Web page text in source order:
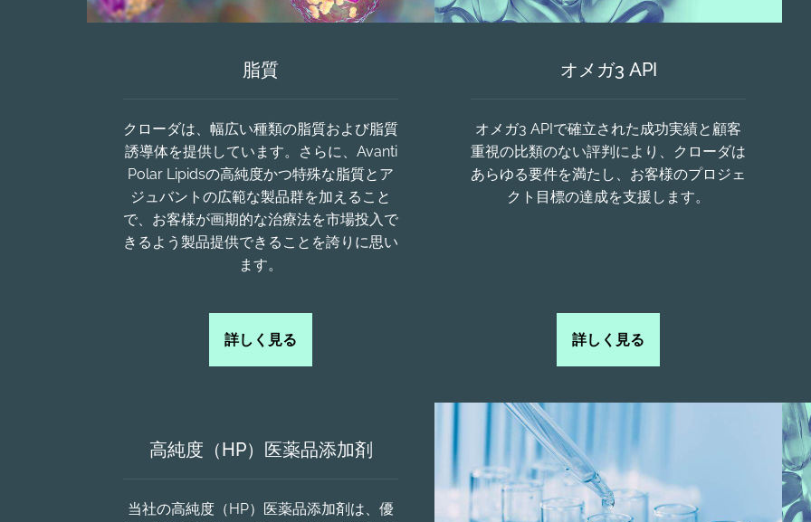
脂質
クローダは、幅広い種類の脂質および脂質
誘導体を提供しています。さらに、Avanti
Polar Lipidsの高純度かつ特殊な脂質とア
ジュバントの広範な製品群を加えること
で、お客様が画期的な治療法を市場投入で
きるよう製品提供できることを誇りに思い
ます。
詳しく見る
オメガ3 API
オメガ3 APIで確立された成功実績と顧客
重視の比類のない評判により、クローダは
あらゆる要件を満たし、お客様のプロジェ
クト目標の達成を支援します。​
詳しく見る
高純度（HP）医薬品添加剤
当社の高純度（HP）医薬品添加剤は、優